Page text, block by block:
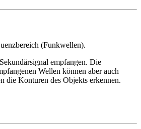
(Funkwellen).
empfangen. Die
Wellen können aber auch
die Konturen des Objekts erkennen.